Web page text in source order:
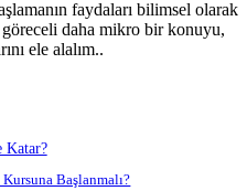
faydaları bilimsel olarak
göreceli daha mikro bir konuyu,
ele alalım..
Katar?
Başlanmalı?